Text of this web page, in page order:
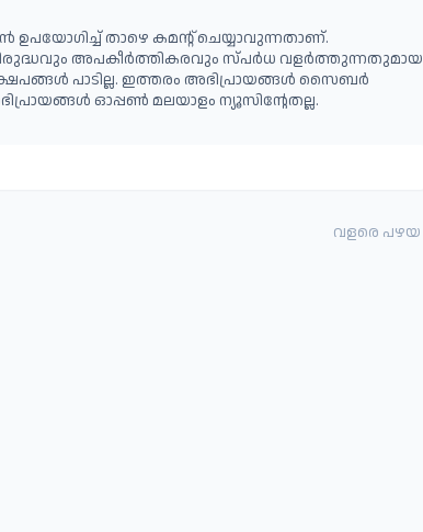
താഴെ കമന്റ് ചെയ്യാവുന്നതാണ്.
അപകീര്‍ത്തികരവും സ്പര്‍ധ വളര്‍ത്തുന്നതുമായ
പാടില്ല. ഇത്തരം അഭിപ്രായങ്ങള്‍ സൈബര്‍
ഓപ്പൺ മലയാളം ന്യൂസിന്റേതല്ല.
വളരെ പഴയ